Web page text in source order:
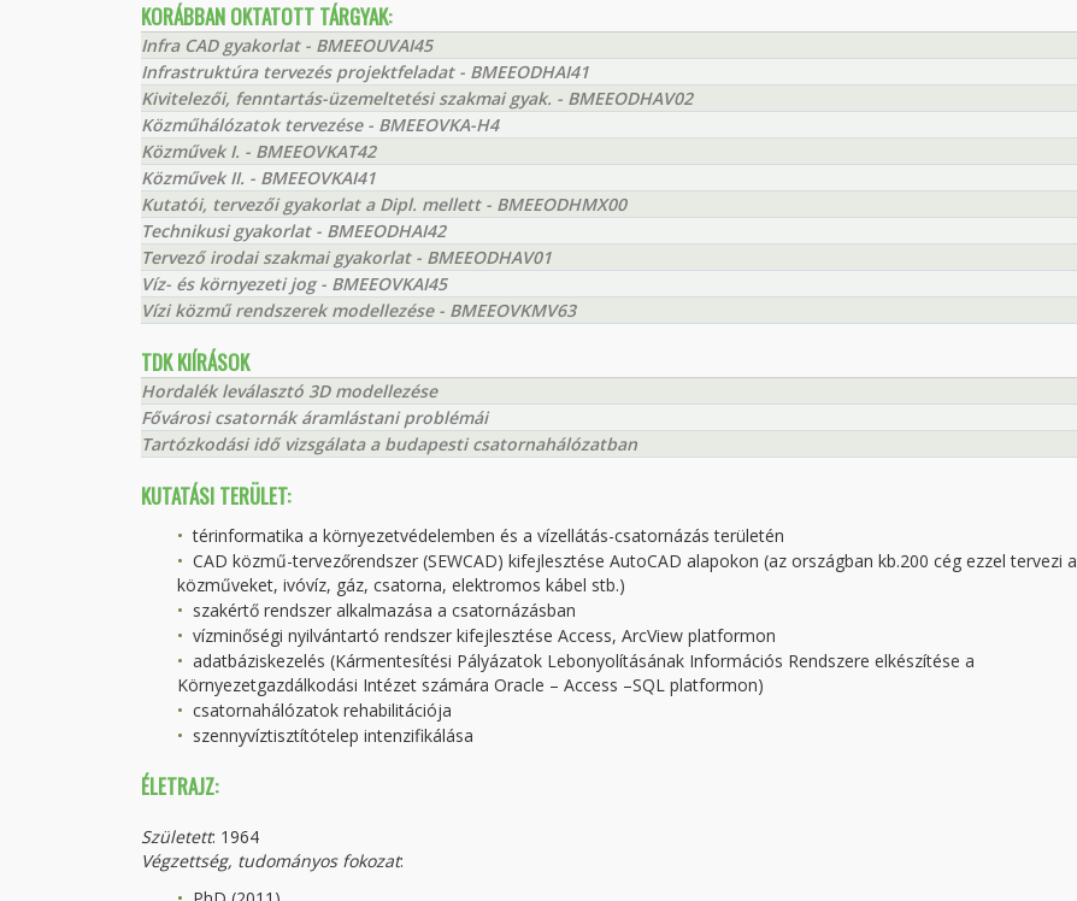
KORÁBBAN OKTATOTT TÁRGYAK:
Infra CAD gyakorlat - BMEEOUVAI45
Infrastruktúra tervezés projektfeladat - BMEEODHAI41
Kivitelezői, fenntartás-üzemeltetési szakmai gyak. - BMEEODHAV02
Közműhálózatok tervezése - BMEEOVKA-H4
Közművek I. - BMEEOVKAT42
Közművek II. - BMEEOVKAI41
Kutatói, tervezői gyakorlat a Dipl. mellett - BMEEODHMX00
Technikusi gyakorlat - BMEEODHAI42
Tervező irodai szakmai gyakorlat - BMEEODHAV01
Víz- és környezeti jog - BMEEOVKAI45
Vízi közmű rendszerek modellezése - BMEEOVKMV63
TDK KIÍRÁSOK
Hordalék leválasztó 3D modellezése
Fővárosi csatornák áramlástani problémái
Tartózkodási idő vizsgálata a budapesti csatornahálózatban
KUTATÁSI TERÜLET:
térinformatika a környezetvédelemben és a vízellátás-csatornázás területén
CAD közmű-tervezőrendszer (SEWCAD) kifejlesztése AutoCAD alapokon (az országban kb.200 cég ezzel tervezi a
közműveket, ivóvíz, gáz, csatorna, elektromos kábel stb.)
szakértő rendszer alkalmazása a csatornázásban
vízminőségi nyilvántartó rendszer kifejlesztése Access, ArcView platformon
adatbáziskezelés (Kármentesítési Pályázatok Lebonyolításának Információs Rendszere elkészítése a
Környezetgazdálkodási Intézet számára Oracle – Access –SQL platformon)
csatornahálózatok rehabilitációja
szennyvíztisztítótelep intenzifikálása
ÉLETRAJZ:
Született: 1964
Végzettség, tudományos fokozat: